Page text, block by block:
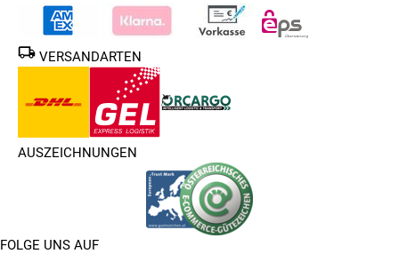
VERSANDARTEN
AUSZEICHNUNGEN
FOLGE UNS AUF